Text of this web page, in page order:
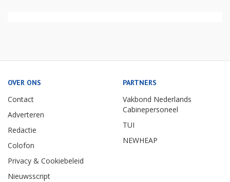
OVER ONS
Contact
Adverteren
Redactie
Colofon
Privacy & Cookiebeleid
Nieuwsscript
PARTNERS
Vakbond Nederlands
Cabinepersoneel
TUI
NEWHEAP